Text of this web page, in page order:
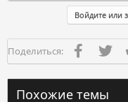
Войдите или
Поделиться: Facebook
Похожие темы